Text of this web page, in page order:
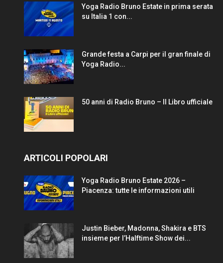
Yoga Radio Bruno Estate in prima serata
su Italia 1 con...
Grande festa a Carpi per il gran finale di
Yoga Radio...
50 anni di Radio Bruno – Il Libro ufficiale
ARTICOLI POPOLARI
Yoga Radio Bruno Estate 2026 –
Piacenza: tutte le informazioni utili
Justin Bieber, Madonna, Shakira e BTS
insieme per l’Halftime Show dei...